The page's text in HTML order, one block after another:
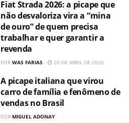
Fiat Strada 2026: a picape que
não desvaloriza vira a “mina
de ouro” de quem precisa
trabalhar e quer garantir a
revenda
POR WAS FARIAS 20 DE ABRIL DE 2026
A picape italiana que virou
carro de família e fenômeno de
vendas no Brasil
POR MIGUEL ADONAY